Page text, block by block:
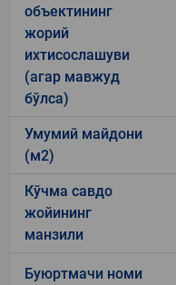
объектининг
жорий
ихтисослашуви
(агар мавжуд
бўлса)
Умумий майдони
(м2)
Кўчма савдо
жойининг
манзили
Буюртмачи номи